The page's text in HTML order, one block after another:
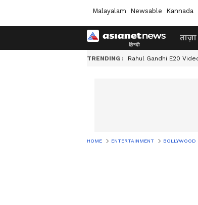
Malayalam Newsable Kannada
TRENDING : Rahul Gandhi E20
HOME ENTERTAINMENT BOLLYWOOD